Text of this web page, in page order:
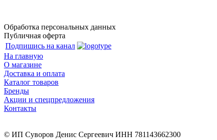
Обработка персональных данных
Публичная оферта
Подпишись на канал
На главную
О магазине
Доставка и оплата
Каталог товаров
Бренды
Акции и спецпредложения
Контакты
© ИП Суворов Денис Сергеевич ИНН 781143662300